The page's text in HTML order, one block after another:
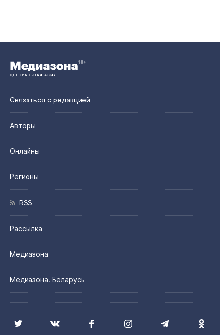
Связаться с редакцией
Авторы
Онлайны
Регионы
RSS
Рассылка
Медиазона
Медиазона. Беларусь